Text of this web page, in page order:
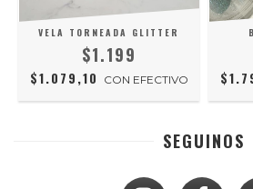
VELA TORNEADA GLITTER
$1.199
$1.079,10 CON EFECTIVO
SEGUINOS